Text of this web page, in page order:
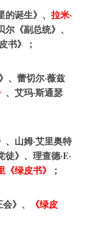
诞生》、 拉米·
尔《副总统》、
书》；
、蕾切尔·薇兹
、艾玛·斯通瑟
、山姆·艾里奥特
徒》、理查德·E·
《绿皮书》 ；
》、
《绿皮